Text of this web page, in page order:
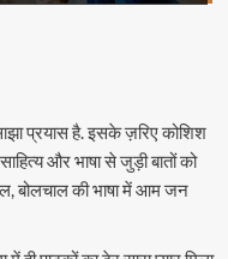
प्रयास है. इसके ज़रिए कोशिश
और भाषा से जुड़ी बातों को
बोलचाल की भाषा में आम जन